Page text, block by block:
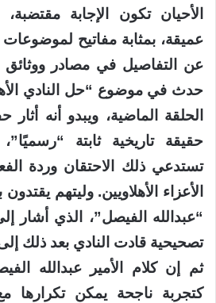
الأحيان تكون الإجابة
عميقة، بمثابة مفاتيح
عن التفاصيل في مصادر ووثائق
حدث في موضوع “حل النادي
الحلقة الماضية، ويبدو أنه
حقيقة تاريخية ثابتة
تستدعي ذلك الاحتقان وردة
الأعزاء الأهلاويين. وليتهم يقتدون
“عبدالله الفيصل”، الذي أشار
تصحيحية قادت النادي بعد ذلك
ثم إن كلام الأمير عبدالله
كتجربة ناجحة يمكن تكرارها